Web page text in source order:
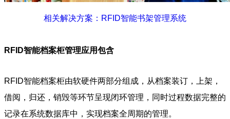
相关解决方案：RFID智能书架管理系统
RFID智能档案柜管理应用包含
RFID智能档案柜由软硬件两部分组成，从档案装订，上架，
借阅，归还，销毁等环节呈现闭环管理，同时过程数据完整的
记录在系统数据库中，实现档案全周期的管理。